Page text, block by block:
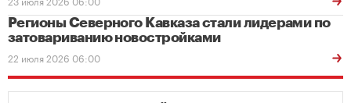
Регионы Северного Кавказа стали лидерами по
затовариванию новостройками
22 июля 2026 06:00